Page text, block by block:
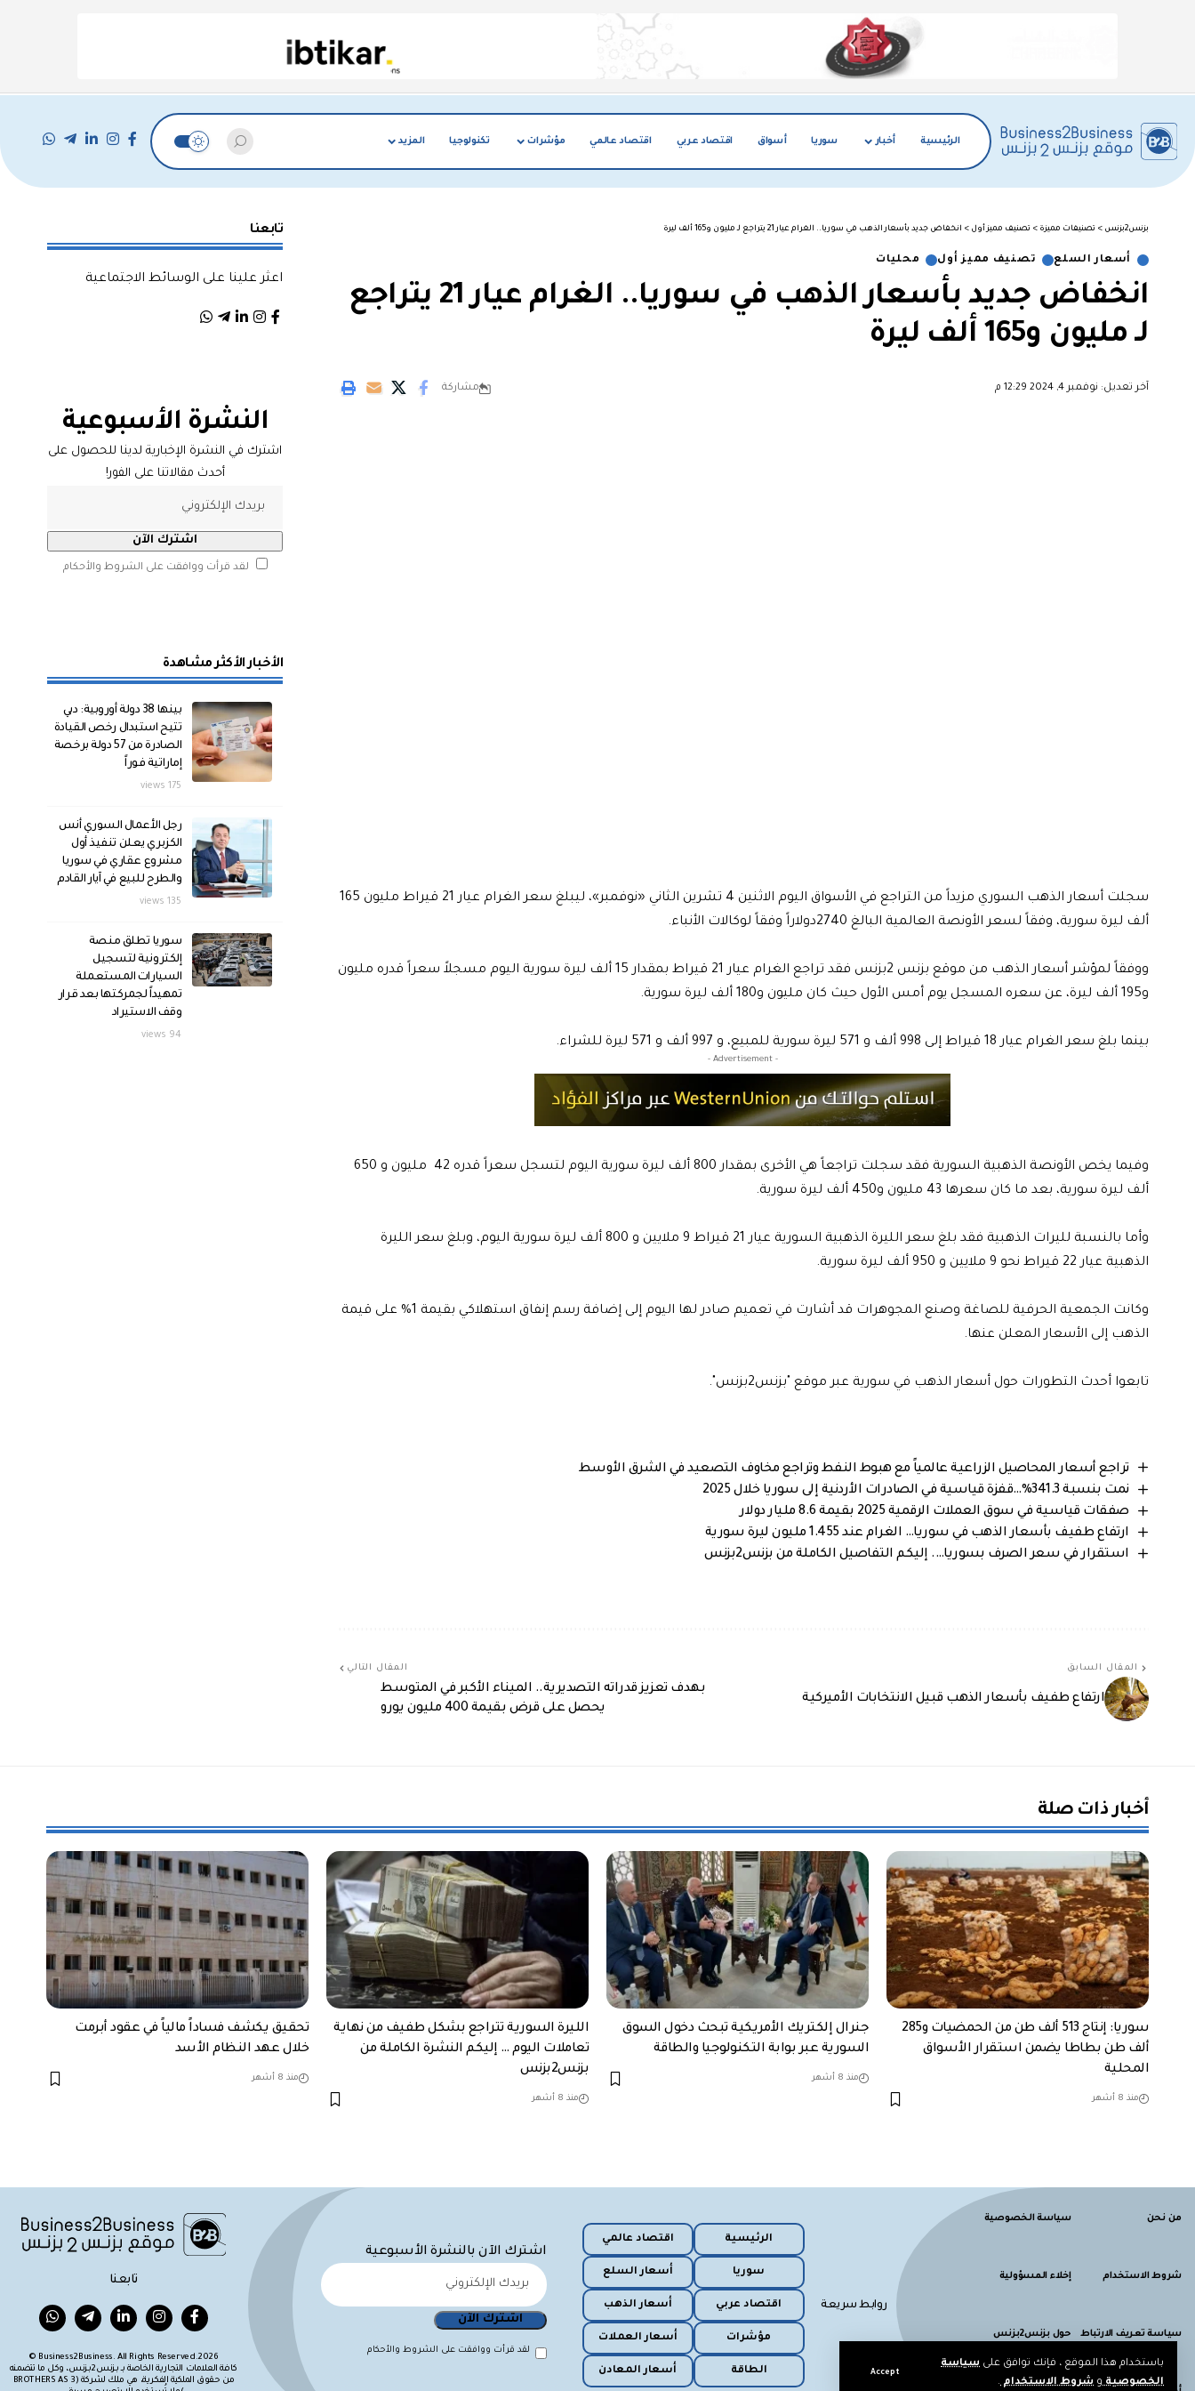
باستخدام هذا الموقع ، فإنك توافق على سياسة
الخصوصيةو شروط الاستخدام.
Accept
الرئيسية أخبار سوريا أسواق اقتصاد عربي اقتصاد عالمي مؤشرات تكنولوجيا المزيد
بزنس2بزنس > تصنيفات مميزة > تصنيف مميز أول > انخفاض جديد بأسعار الذهب في سوريا.. الغرام عيار 21 يتراجع لـ مليون و165 ألف ليرة
أسعار السلع تصنيف مميز أول محليات
انخفاض جديد بأسعار الذهب في سوريا.. الغرام عيار 21 يتراجع
لـ مليون و165 ألف ليرة
آخر تعديل: نوفمبر 4, 2024 12:29 م مشاركة
سجلت أسعار الذهب السوري مزيداً من التراجع في الأسواق اليوم الاثنين 4 تشرين الثاني «نوفمبر»، ليبلغ سعر الغرام عيار 21 قيراط مليون 165
ألف ليرة سورية، وفقاً لسعر الأونصة العالمية البالغ 2740دولاراً وفقاً لوكالات الأنباء.
ووفقاً لمؤشر أسعار الذهب من موقع بزنس 2بزنس فقد تراجع الغرام عيار 21 قيراط بمقدار 15 ألف ليرة سورية اليوم مسجلاً سعراً قدره مليون
و195 ألف ليرة، عن سعره المسجل يوم أمس الأول حيث كان مليون و180 ألف ليرة سورية.
بينما بلغ سعر الغرام عيار 18 قيراط إلى 998 ألف و 571 ليرة سورية للمبيع، و 997 ألف و 571 ليرة للشراء.
- Advertisement -
وفيما يخص الأونصة الذهبية السورية فقد سجلت تراجعاً هي الأخرى بمقدار 800 ألف ليرة سورية اليوم لتسجل سعراً قدره 42 مليون و 650
ألف ليرة سورية، بعد ما كان سعرها 43 مليون و450 ألف ليرة سورية.
وأما بالنسبة لليرات الذهبية فقد بلغ سعر الليرة الذهبية السورية عيار 21 قيراط 9 ملايين و 800 ألف ليرة سورية اليوم، وبلغ سعر الليرة
الذهبية عيار 22 قيراط نحو 9 ملايين و 950 ألف ليرة سورية.
وكانت الجمعية الحرفية للصاغة وصنع المجوهرات قد أشارت في تعميم صادر لها اليوم إلى إضافة رسم إنفاق استهلاكي بقيمة 1% على قيمة
الذهب إلى الأسعار المعلن عنها.
تابعوا أحدث التطورات حول أسعار الذهب في سورية عبر موقع "بزنس2بزنس".
تراجع أسعار المحاصيل الزراعية عالمياً مع هبوط النفط وتراجع مخاوف التصعيد في الشرق الأوسط
نمت بنسبة 341.3%…قفزة قياسية في الصادرات الأردنية إلى سوريا خلال 2025
صفقات قياسية في سوق العملات الرقمية 2025 بقيمة 8.6 مليار دولار
ارتفاع طفيف بأسعار الذهب في سوريا… الغرام عند 1.455 مليون ليرة سورية
استقرار في سعر الصرف بسوريا…. إليكم التفاصيل الكاملة من بزنس2بزنس
المقال السابق
ارتفاع طفيف بأسعار الذهب قبيل الانتخابات الأميركية
المقال التالي
بهدف تعزيز قدراته التصديرية.. الميناء الأكبر في المتوسط
يحصل على قرض بقيمة 400 مليون يورو
تابعنا
اعثر علينا على الوسائط الاجتماعية
النشرة الأسبوعية
اشترك في النشرة الإخبارية لدينا للحصول على
أحدث مقالاتنا على الفور!
لقد قرأت ووافقت على الشروط والأحكام
الأخبار الأكثر مشاهدة
بينها 38 دولة أوروبية: دبي
تتيح استبدال رخص القيادة
الصادرة من 57 دولة برخصة
إماراتية فوراً
175 views
رجل الأعمال السوري أنس
الكزبري يعلن تنفيذ أول
مشروع عقاري في سوريا
والطرح للبيع في آيار القادم
135 views
سوريا تطلق منصة
إلكترونية لتسجيل
السيارات المستعملة
تمهيداً لجمركتها بعد قرار
وقف الاستيراد
94 views
أخبار ذات صلة
سوريا: إنتاج 513 ألف طن من الحمضيات و285
ألف طن بطاطا يضمن استقرار الأسواق
المحلية
منذ 8 أشهر
جنرال إلكتريك الأمريكية تبحث دخول السوق
السورية عبر بوابة التكنولوجيا والطاقة
منذ 8 أشهر
الليرة السورية تتراجع بشكل طفيف من نهاية
تعاملات اليوم … إليكم النشرة الكاملة من
بزنس2بزنس
منذ 8 أشهر
تحقيق يكشف فساداً مالياً في عقود أبرمت
خلال عهد النظام الأسد
منذ 8 أشهر
من نحن سياسة الخصوصية
شروط الاستخدام إخلاء المسؤولية
سياسة تعريف الارتباط حول بزنس2بزنس
روابط سريعة
الرئيسية اقتصاد عالمي
سوريا أسعار السلع
اقتصاد عربي أسعار الذهب
مؤشرات أسعار العملات
الطاقة أسعار المعادن
اشترك الآن بالنشرة الأسبوعية
لقد قرأت ووافقت على الشروط والأحكام
تابعنا
Business2Business. All Rights Reserved.2026 ©
كافة العلامات التجارية الخاصة بـ بزنس2بزنس، وكل ما تتضمنه
من حقوق الملكية الفكرية، هي ملك لشركة (BROTHERS AS 3